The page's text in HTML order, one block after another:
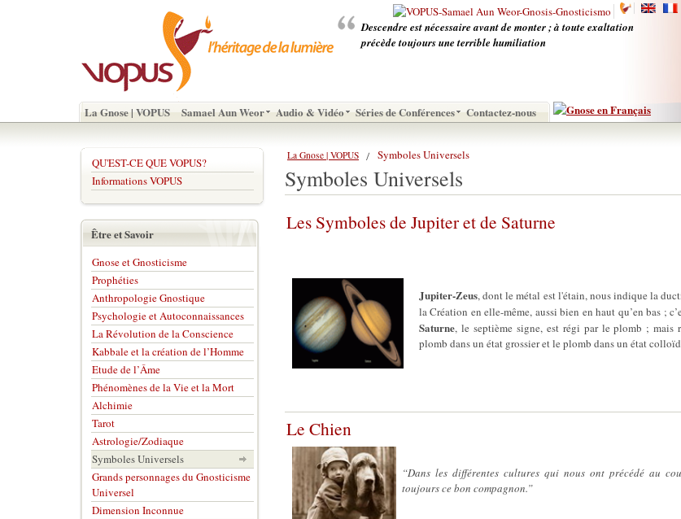
Descendre est nécessaire avant de monter ; à toute exaltation
précède toujours une terrible humiliation
La Gnose | VOPUS Samael Aun Weor Audio & Vidéo Séries de Conférences Contactez-nous
La Gnose | VOPUS Symboles Universels
Symboles Universels
Les Symboles de Jupiter et de Saturne
Jupiter-Zeus, dont le métal est l'étain, nous indique la
la Création en elle-même, aussi bien en haut qu’en bas ;
Saturne, le septième signe, est régi par le plomb ; mais
plomb dans un état grossier et le plomb dans un état
Le Chien
“Dans les différentes cultures qui nous ont précédé au
toujours ce bon compagnon.”
QU'EST-CE QUE VOPUS?
Informations VOPUS
Être et Savoir
Gnose et Gnosticisme
Prophéties
Anthropologie Gnostique
Psychologie et Autoconnaissances
La Révolution de la Conscience
Kabbale et la création de l’Homme
Etude de l’Âme
Phénomènes de la Vie et la Mort
Alchimie
Tarot
Astrologie/Zodiaque
Symboles Universels
Grands personnages du Gnosticisme
Universel
Dimension Inconnue